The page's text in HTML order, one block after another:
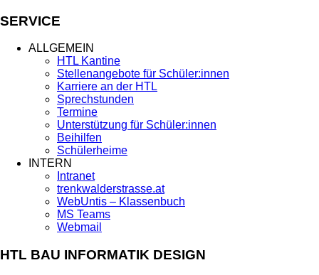
SERVICE
ALLGEMEIN
HTL Kantine
Stellenangebote für Schüler:innen
Karriere an der HTL
Sprechstunden
Termine
Unterstützung für Schüler:innen
Beihilfen
Schülerheime
INTERN
Intranet
trenkwalderstrasse.at
WebUntis – Klassenbuch
MS Teams
Webmail
HTL BAU INFORMATIK DESIGN